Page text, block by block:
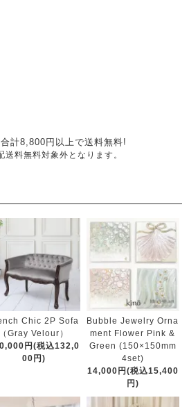
料無料対象外となります。
Chic 2P Sofa
（Gray Velour）
円(税込132,0
00円)
Bubble Jewelry Orna
ment Flower Pink &
Green (150×150mm
4set)
14,000円(税込15,400
円)